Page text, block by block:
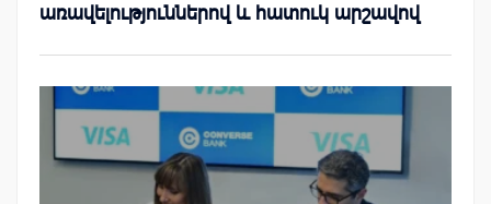
առավելություններով և հատուկ արշավով